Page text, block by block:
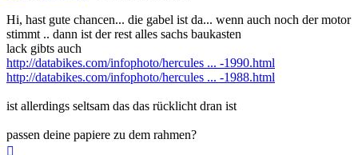
Hi, hast gute chancen... die gabel ist da... wenn auch noch der motor
stimmt .. dann ist der rest alles sachs baukasten
lack gibts auch
http://databikes.com/infophoto/hercules ... -1990.html
http://databikes.com/infophoto/hercules ... -1988.html
ist allerdings seltsam das das rücklicht dran ist
passen deine papiere zu dem rahmen?